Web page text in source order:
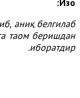
аниқ белгилаб
таом беришдан
иборатдир.